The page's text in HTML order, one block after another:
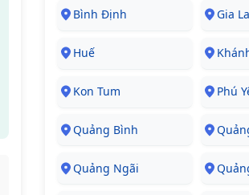
Bình Định Gia
Huế
Kon Tum Phú
Quảng Bình
Quảng Ngãi